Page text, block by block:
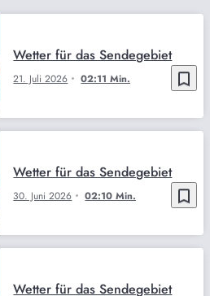
bookmark_border
21. Juli 2026 02:11 Min.
Wetter für das Sendegebiet
bookmark_border
30. Juni 2026 02:10 Min.
Wetter für das Sendegebiet
Wetter für das Sendegebiet